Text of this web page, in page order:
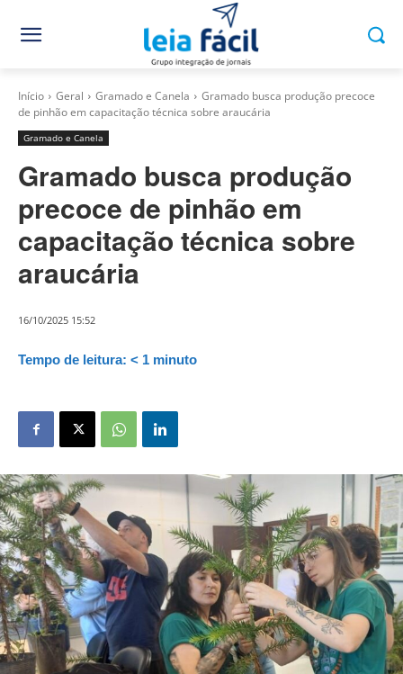
Início Geral Gramado e Canela
Gramado busca produção precoce
de pinhão em capacitação técnica sobre araucária
Gramado e Canela
Gramado busca produção
precoce de pinhão em
capacitação técnica sobre
araucária
16/10/2025 15:52
Tempo de leitura: < 1 minuto